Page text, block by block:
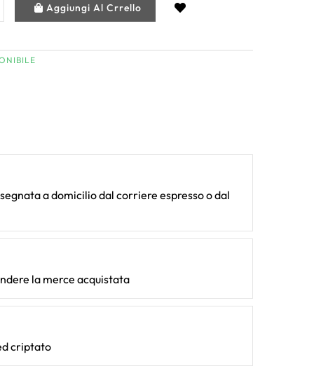
Aggiungi Al Crrello
a domicilio dal corriere espresso o dal
la merce acquistata
criptato